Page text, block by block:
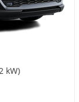
kW)